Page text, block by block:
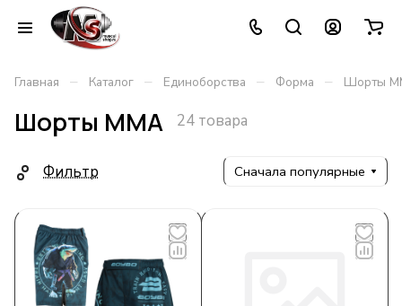
Главная – Каталог – Единоборства – Форма – Шорты
Шорты ММА 24 товара
Фильтр Сначала популярные